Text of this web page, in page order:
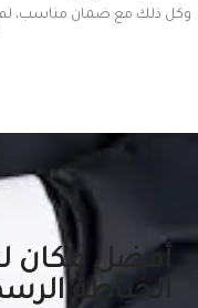
وكل ذلك مع ضمان مناسب. لم
أفضل مكان
الخياطة